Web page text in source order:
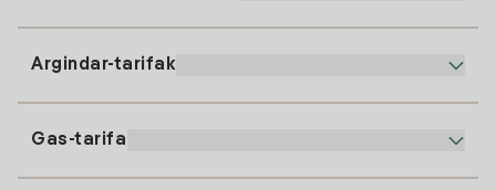
91 919 52 73
clientes@tuiberdrola.es
Argindar-tarifak
Gas-tarifa